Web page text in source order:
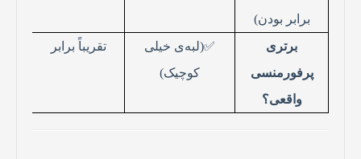
برابر بودن)
برتری
پرفورمنسی
واقعی؟
✅(لبه‌ی خیلی
کوچیک)
تقریباً برابر